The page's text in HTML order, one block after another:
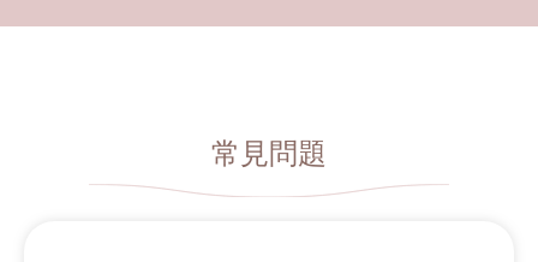
常見問題